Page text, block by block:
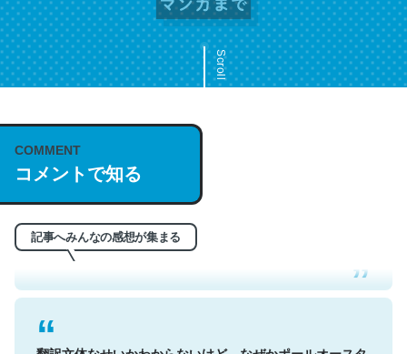
Scroll
COMMENT
コメントで知る
記事へみんなの感想が集まる
これは名文。彼はとてもクレバーなんだろうなと凄く思
う。英語少しでも読める人は原文もお勧め。自分はこの流
れ好き。Let’s Fucking Go. Then Covid hit. Shit.
─今のこの状況が信じられるかい？ by ラーズ・ヌートバー
翻訳文体なせいかわからないけど、なぜかポールオースタ